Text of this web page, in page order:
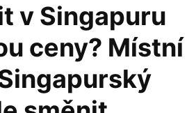
v Singapuru
ceny? Místní